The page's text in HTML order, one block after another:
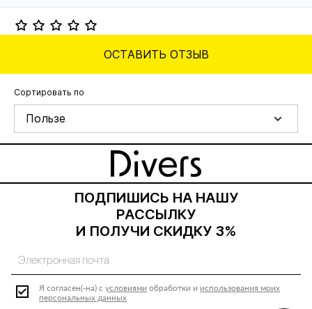
ОСТАВИТЬ ОТЗЫВ
Сортировать по
Пользе
ПОДПИШИСЬ НА НАШУ
РАССЫЛКУ
И ПОЛУЧИ СКИДКУ 3%
Я согласен(-на) с условиями обработки и использования моих
персональных данных